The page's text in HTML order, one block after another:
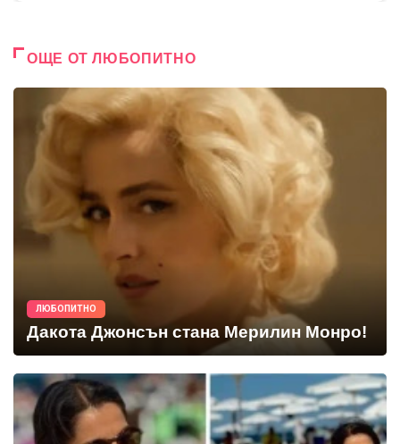
ОЩЕ ОТ ЛЮБОПИТНО
ЛЮБОПИТНО
Дакота Джонсън стана Мерилин Монро!